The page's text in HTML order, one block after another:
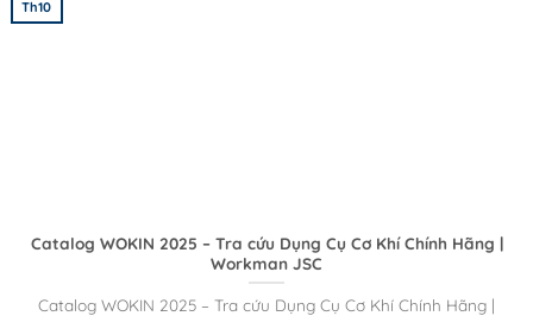
Catalog WOKIN 2025 – Tra cứu Dụng Cụ Cơ Khí Chính Hãng |
Workman JSC
Catalog WOKIN 2025 – Tra cứu Dụng Cụ Cơ Khí Chính Hãng |
Th10